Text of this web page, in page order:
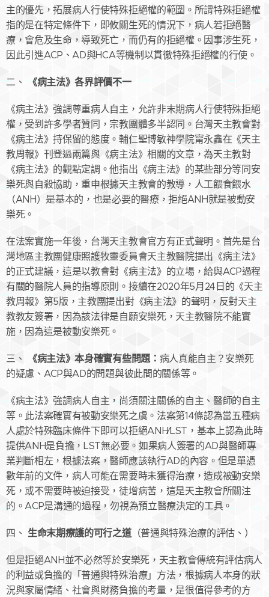
主的優先，拓展病人行使特殊拒絕權的範圍。所謂特殊拒絕權
指的是在特定條件下，即攸關生死的情況下，病人若拒絕醫
療，會危及生命，導致死亡，而仍有的拒絕權。因事涉生死，
因此引進ACP、AD與HCA等機制以貫徹特殊拒絕權的行使。
二、 《病主法》各界評價不一
《病主法》強調尊重病人自主，允許非末期病人行使特殊拒絕
權，受到許多學者贊同，宗教團體多半認同。台灣天主教會對
《病主法》持保留的態度。輔仁聖博敏神學院甯永鑫在《天主
教周報》刊登過兩篇與《病主法》相關的文章，為天主教對
《病主法》的觀點定調。他指出《病主法》的某些部分等同安
樂死與自殺協助，重申根據天主教會的教導，人工餵食餵水
（ANH）是基本的，也是必要的醫療，拒絕ANH就是被動安
樂死。
在法案實施一年後，台灣天主教會官方有正式聲明。首先是台
灣地區主教團健康照護牧靈委員會天主教醫院提出《病主法》
的正式建議，這是以教會對《病主法》的立場，給與ACP過程
有關的醫院人員的指導原則。接續在2020年5月24日的《天主
教周報》第5版，主教團提出對《病主法》的聲明，反對天主
教教友簽署，因為該法律是自願安樂死，天主教醫院不能實
施，因為這是被動安樂死。
三、 《病主法》本身確實有些問題： 病人真能自主？安樂死
的疑慮、ACP與AD的問題與彼此間的關係等。
《病主法》強調病人自主，尚須關注關係的自主、醫師的自主
等。此法案確實有被動安樂死之虞。法案第14條認為當五種病
人處於特殊臨床條件下即可以拒絕ANH∕LST，基本上認為此時
提供ANH是負擔，LST無必要。如果病人簽署的AD與醫師專
業判斷相左，根據法案，醫師應該執行AD的內容。但是單憑
數年前的文件，病人可能在需要時未獲得治療，造成被動安樂
死，或不需要時被迫接受，徒增病苦，這是天主教會所關注
的。ACP是溝通的過程，勿視為預立醫療決定的工具。
四、 生命末期療護的可行之道（普通與特殊治療的評估、）
但是拒絕ANH並不必然等於安樂死，天主教會傳統有評估病人
的利益或負擔的「普通與特殊治療」方法，根據病人本身的狀
況與家屬情緒、社會與財務負擔的考量，是很值得參考的方